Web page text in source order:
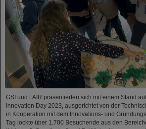
GSI und FAIR präsentierten sich mit einem Stand
Innovation Day 2023, ausgerichtet von der
in Kooperation mit dem Innovations- und
Tag lockte über 1.700 Besuchende aus den